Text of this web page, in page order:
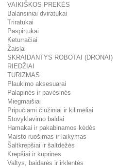
VAIKIŠKOS PREKĖS
Balansiniai dviratukai
Triratukai
Paspirtukai
Keturračiai
Žaislai
SKRAIDANTYS ROBOTAI (DRONAI)
RIEDŽIAI
TURIZMAS
Plaukimo aksesuarai
Palapinės ir pavėsinės
Miegmaišiai
Pripučiami čiužiniai ir kilimėliai
Stovyklavimo baldai
Hamakai ir pakabinamos kėdės
Maisto ruošimas ir laikymas
Šaltkrepšiai ir šaltdėžės
Krepšiai ir kuprinės
Valtys, baidarės ir irklentės